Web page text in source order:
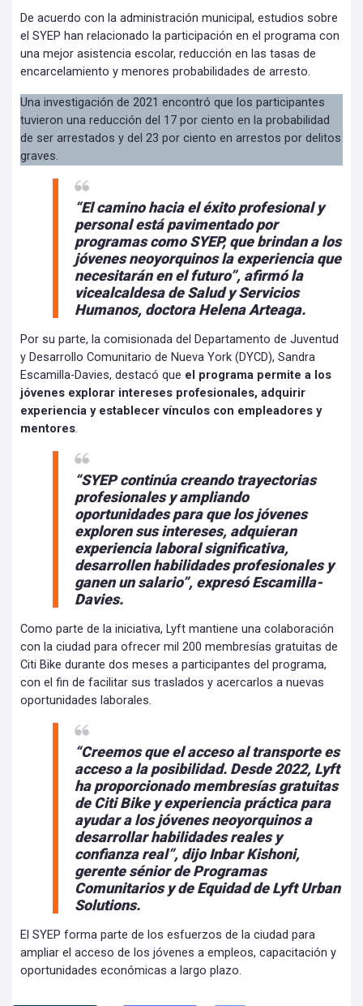
De acuerdo con la administración municipal, estudios sobre
el SYEP han relacionado la participación en el programa con
una mejor asistencia escolar, reducción en las tasas de
encarcelamiento y menores probabilidades de arresto.
Una investigación de 2021 encontró que los participantes
tuvieron una reducción del 17 por ciento en la probabilidad
de ser arrestados y del 23 por ciento en arrestos por delitos
graves.
“El camino hacia el éxito profesional y
personal está pavimentado por
programas como SYEP, que brindan a los
jóvenes neoyorquinos la experiencia que
necesitarán en el futuro”, afirmó la
vicealcaldesa de Salud y Servicios
Humanos, doctora Helena Arteaga.
Por su parte, la comisionada del Departamento de Juventud
y Desarrollo Comunitario de Nueva York (DYCD), Sandra
Escamilla-Davies, destacó que el programa permite a los
jóvenes explorar intereses profesionales, adquirir
experiencia y establecer vínculos con empleadores y
mentores.
“SYEP continúa creando trayectorias
profesionales y ampliando
oportunidades para que los jóvenes
exploren sus intereses, adquieran
experiencia laboral significativa,
desarrollen habilidades profesionales y
ganen un salario”, expresó Escamilla-
Davies.
Como parte de la iniciativa, Lyft mantiene una colaboración
con la ciudad para ofrecer mil 200 membresías gratuitas de
Citi Bike durante dos meses a participantes del programa,
con el fin de facilitar sus traslados y acercarlos a nuevas
oportunidades laborales.
“Creemos que el acceso al transporte es
acceso a la posibilidad. Desde 2022, Lyft
ha proporcionado membresías gratuitas
de Citi Bike y experiencia práctica para
ayudar a los jóvenes neoyorquinos a
desarrollar habilidades reales y
confianza real”, dijo Inbar Kishoni,
gerente sénior de Programas
Comunitarios y de Equidad de Lyft Urban
Solutions.
El SYEP forma parte de los esfuerzos de la ciudad para
ampliar el acceso de los jóvenes a empleos, capacitación y
oportunidades económicas a largo plazo.